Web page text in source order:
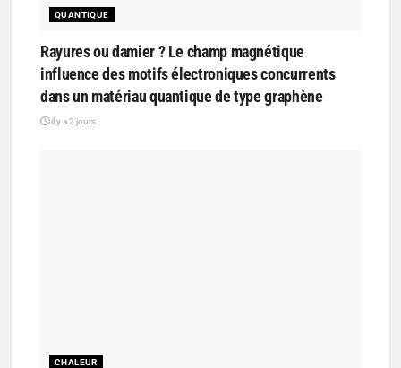
QUANTIQUE
Rayures ou damier ? Le champ magnétique
influence des motifs électroniques concurrents
dans un matériau quantique de type graphène
il y a 2 jours
CHALEUR